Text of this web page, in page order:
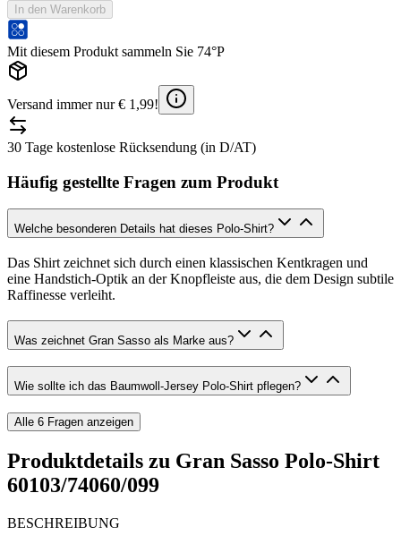
In den Warenkorb
Mit diesem Produkt sammeln Sie 74°P
Versand immer nur € 1,99!
30 Tage kostenlose Rücksendung (in D/AT)
Häufig gestellte Fragen zum Produkt
Welche besonderen Details hat dieses Polo-Shirt?
Das Shirt zeichnet sich durch einen klassischen Kentkragen und
eine Handstich-Optik an der Knopfleiste aus, die dem Design subtile
Raffinesse verleiht.
Was zeichnet Gran Sasso als Marke aus?
Wie sollte ich das Baumwoll-Jersey Polo-Shirt pflegen?
Alle 6 Fragen anzeigen
Produktdetails zu Gran Sasso Polo-Shirt
60103/74060/099
BESCHREIBUNG